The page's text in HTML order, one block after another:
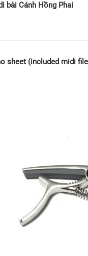
bài Cánh Hồng Phai
sheet (included midi